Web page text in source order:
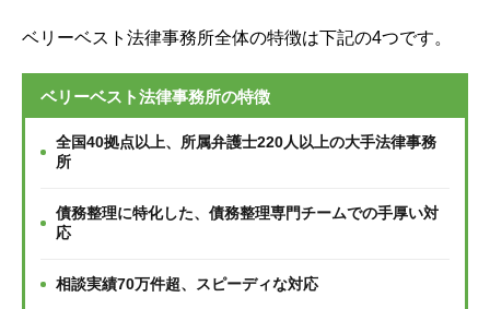
ベリーベスト法律事務所全体の特徴は下記の4つです。
ベリーベスト法律事務所の特徴
全国40拠点以上、所属弁護士220人以上の大手法律事務
所
債務整理に特化した、債務整理専門チームでの手厚い対
応
相談実績70万件超、スピーディな対応